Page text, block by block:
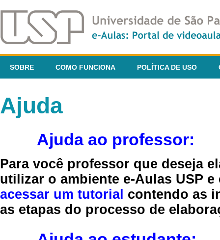
SOBRE COMO FUNCIONA POLÍTICA DE USO
Ajuda
Ajuda ao professor:
Para você professor que deseja
utilizar o ambiente e-Aulas USP
acessar um tutorial contendo as
as etapas do processo de